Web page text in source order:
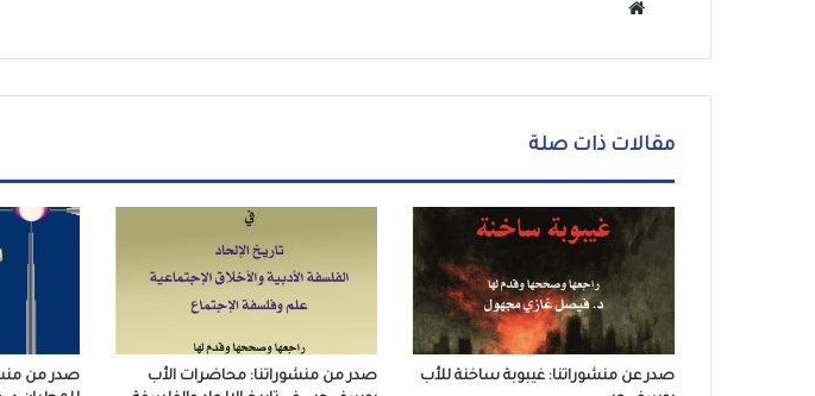
الوي
ب
مقالات ذات صلة
صدر عن منشوراتنا: غيبوبة ساخنة للأب
صدر من منشوراتنا: محاضرات الأب
صدر من